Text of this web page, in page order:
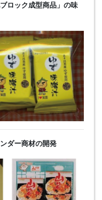
ロック成型商品」の味
ダー商材の開発